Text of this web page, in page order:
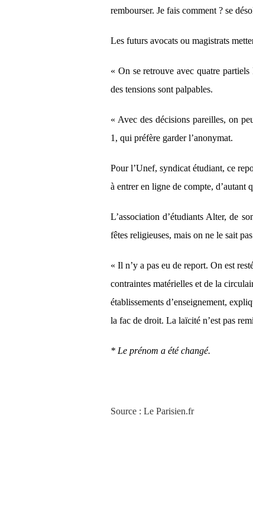
rembourser. Je fais comment ? se
Les futurs avocats ou magistrats
« On se retrouve avec quatre
des tensions sont palpables.
« Avec des décisions pareilles, on
1, qui préfère garder l’anonymat.
Pour l’Unef, syndicat étudiant, ce
à entrer en ligne de compte, d’autant
L’association d’étudiants Alter, de
fêtes religieuses, mais on ne le sait
« Il n’y a pas eu de report. On est
contraintes matérielles et de la
établissements d’enseignement,
la fac de droit. La laïcité n’est pas
* Le prénom a été changé.
Source : Le Parisien.fr